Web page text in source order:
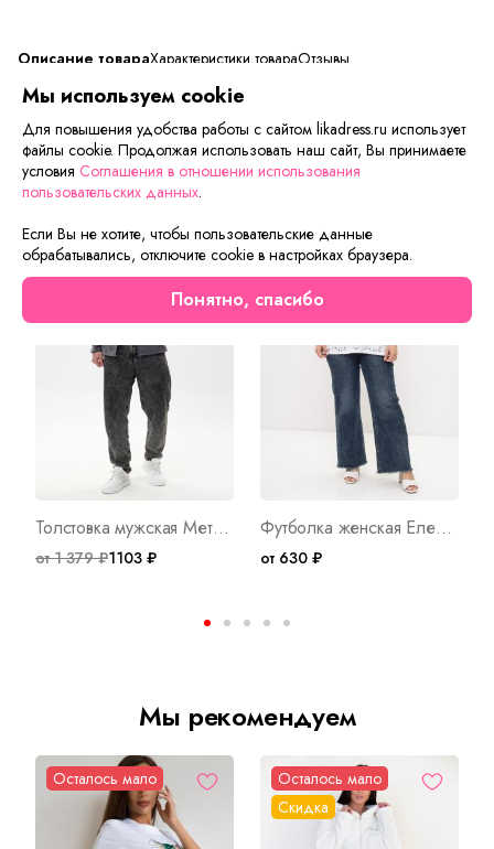
Описание товараХарактеристики товараОтзывы
Сейчас на сайте смотрят
Осталось мало
Скидка
Толстовка мужская Метью С Арт. 9913
от 1 379 ₽1103 ₽
Осталось мало
Новинка
Футболка женская Елена Б Арт. 10079
от 630 ₽
Мы рекомендуем
Осталось мало
Осталось мало
Скидка
Мы используем cookie
Для повышения удобства работы с сайтом likadress.ru использует
файлы cookie. Продолжая использовать наш сайт, Вы принимаете
условия Соглашения в отношении использования
пользовательских данных.
Если Вы не хотите, чтобы пользовательские данные
обрабатывались, отключите cookie в настройках браузера.
Понятно, спасибо